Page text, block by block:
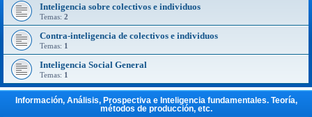
Inteligencia sobre colectivos e individuos
Temas: 2
Contra-inteligencia de colectivos e individuos
Temas: 1
Inteligencia Social General
Temas: 1
Información, Análisis, Prospectiva e Inteligencia fundamentales. Teoría,
métodos de producción, etc.